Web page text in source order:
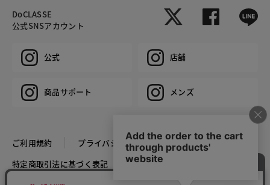
DoCLASSE
公式SNSアカウント
公式 店舗
商品サポート メンズ
ご利用規約
プライバシーポリシー
特定商取引法に基づく表記
推奨環境